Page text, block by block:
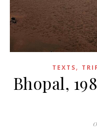
TEXTS,
Bhopal,